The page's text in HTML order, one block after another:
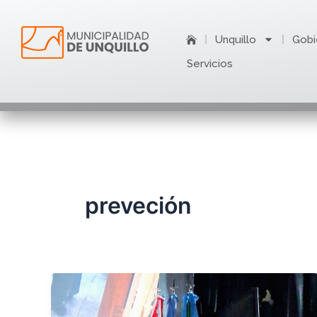
contenido
Unquillo
Servicios
preveción